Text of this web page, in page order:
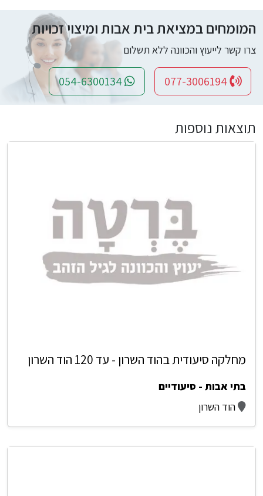
המומחים במציאת בית אבות ומיצוי זכויות
צרו קשר לייעוץ והכוונה ללא תשלום
תוצאות נוספות
מחלקה סיעודית בהוד השרון - עד 120 הוד השרון
בתי אבות - סיעודיים
הוד השרון